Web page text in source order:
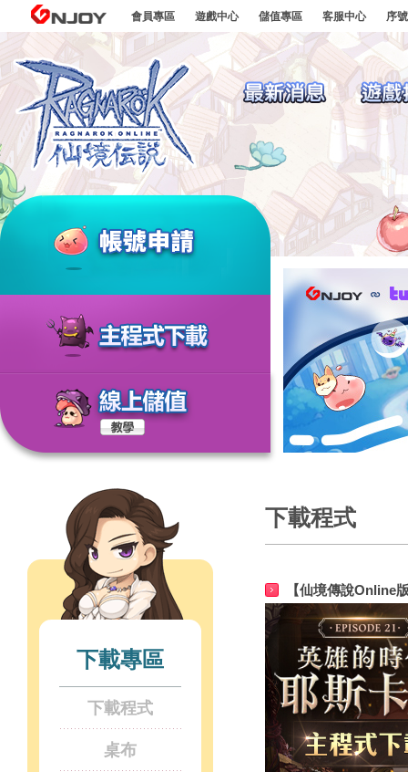
GNJOY會員專區 遊戲中心 儲值專區 客服中心 序
下載專區
下載程式
桌布
下載程式
【仙境傳說Online